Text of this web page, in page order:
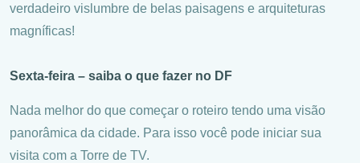
verdadeiro vislumbre de belas paisagens e arquiteturas
magníficas!
Sexta-feira – saiba o que fazer no DF
Nada melhor do que começar o roteiro tendo uma visão
panorâmica da cidade. Para isso você pode iniciar sua
visita com a Torre de TV.